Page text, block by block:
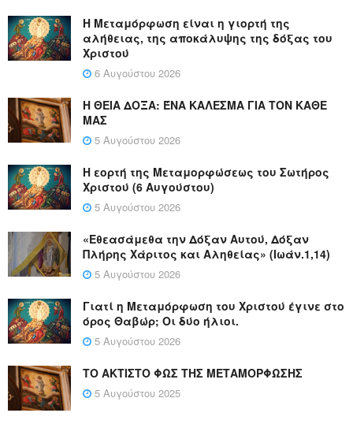
Η Μεταμόρφωση είναι η γιορτή της
αλήθειας, της αποκάλυψης της δόξας του
Χριστού
6 Αυγούστου 2026
Η ΘΕΙΑ ΔΟΞΑ: ΈΝΑ ΚΑΛΕΣΜΑ ΓΙΑ ΤΟΝ ΚΑΘΕ
ΜΑΣ
5 Αυγούστου 2026
Η εορτή της Μεταμορφώσεως του Σωτήρος
Χριστού (6 Αυγούστου)
5 Αυγούστου 2026
«Εθεασάμεθα την Δόξαν Αυτού, Δόξαν
Πλήρης Χάριτος και Αληθείας» (Ιωάν.1,14)
5 Αυγούστου 2026
Γιατί η Μεταμόρφωση του Χριστού έγινε στο
όρος Θαβώρ; Οι δύο ήλιοι.
5 Αυγούστου 2026
ΤΟ ΑΚΤΙΣΤΟ ΦΩΣ ΤΗΣ ΜΕΤΑΜΟΡΦΩΣΗΣ
5 Αυγούστου 2025